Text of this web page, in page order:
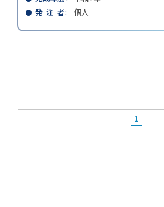
発 注 者
個人
1